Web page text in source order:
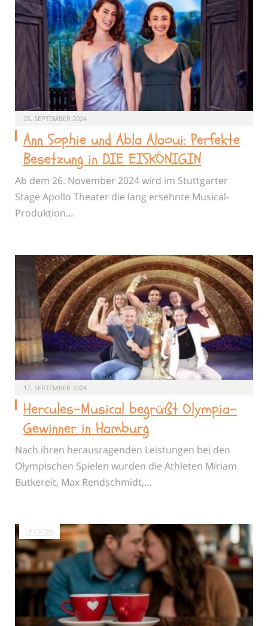
25. SEPTEMBER 2024
Ann Sophie und Abla Alaoui: Perfekte
Besetzung in DIE EISKÖNIGIN
Ab dem 26. November 2024 wird im Stuttgarter
Stage Apollo Theater die lang ersehnte Musical-
Produktion…
17. SEPTEMBER 2024
Hercules-Musical begrüßt Olympia-
Gewinner in Hamburg
Nach ihren herausragenden Leistungen bei den
Olympischen Spielen wurden die Athleten Miriam
Butkereit, Max Rendschmidt,…
LEXIKON